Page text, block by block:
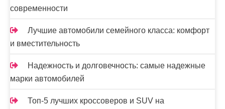
современности
Лучшие автомобили семейного класса: комфорт
и вместительность
Надежность и долговечность: самые надежные
марки автомобилей
Топ-5 лучших кроссоверов и SUV на